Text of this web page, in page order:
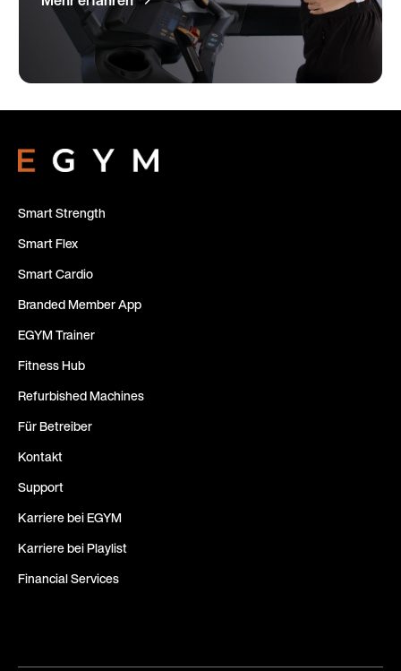
Smart Strength
Smart Flex
Smart Cardio
Branded Member App
EGYM Trainer
Fitness Hub
Refurbished Machines
Für Betreiber
Kontakt
Support
Karriere bei EGYM
Karriere bei Playlist
Financial Services